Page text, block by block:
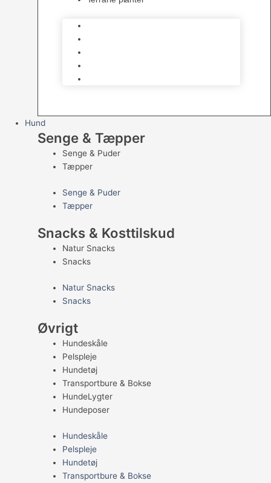
Hund
Senge & Tæpper
Senge & Puder
Tæpper
Senge & Puder
Tæpper
Snacks & Kosttilskud
Natur Snacks
Snacks
Natur Snacks
Snacks
Øvrigt
Hundeskåle
Pelspleje
Hundetøj
Transportbure & Bokse
HundeLygter
Hundeposer
Hundeskåle
Pelspleje
Hundetøj
Transportbure & Bokse